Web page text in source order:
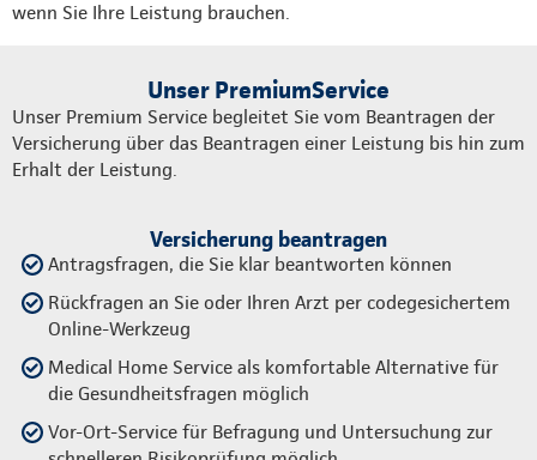
wenn Sie Ihre Leistung brauchen.
Unser PremiumService
Unser Premium Service begleitet Sie vom Beantragen der
Versicherung über das Beantragen einer Leistung bis hin zum
Erhalt der Leistung.
Versicherung beantragen
Antragsfragen, die Sie klar beantworten können
Rückfragen an Sie oder Ihren Arzt per codegesichertem
Online-Werkzeug
Medical Home Service als komfortable Alternative für
die Gesundheitsfragen möglich
Vor-Ort-Service für Befragung und Untersuchung zur